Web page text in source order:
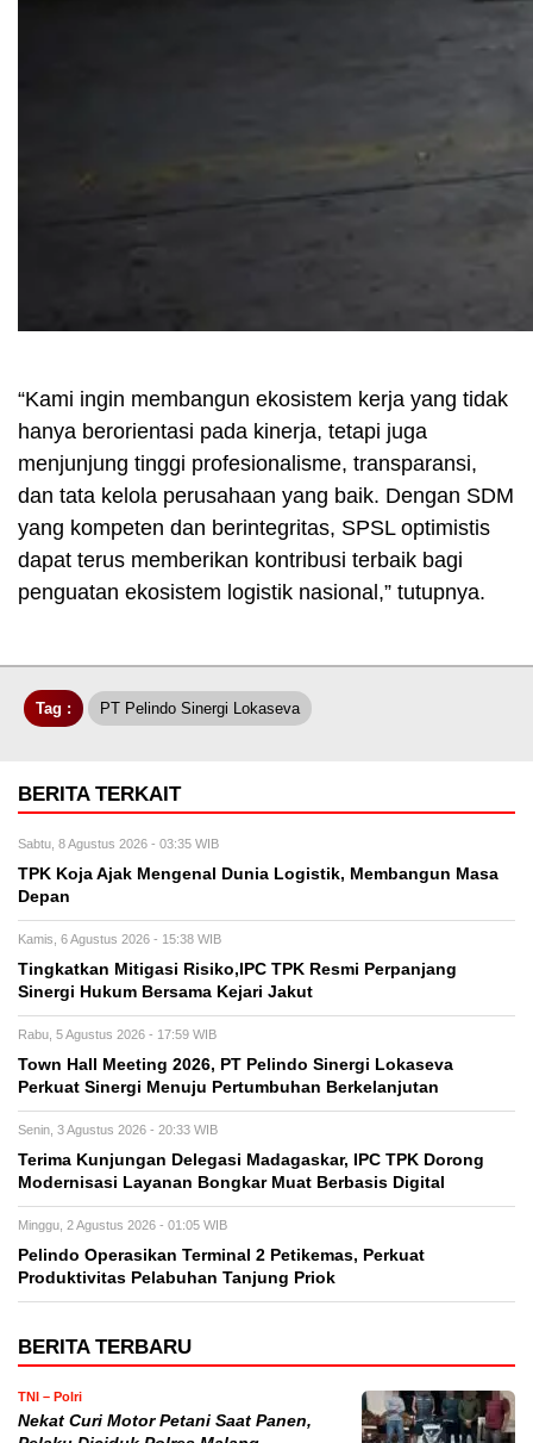
“Kami ingin membangun ekosistem kerja yang tidak
hanya berorientasi pada kinerja, tetapi juga
menjunjung tinggi profesionalisme, transparansi,
dan tata kelola perusahaan yang baik. Dengan SDM
yang kompeten dan berintegritas, SPSL optimistis
dapat terus memberikan kontribusi terbaik bagi
penguatan ekosistem logistik nasional,” tutupnya.
Tag : PT Pelindo Sinergi Lokaseva
BERITA TERKAIT
Sabtu, 8 Agustus 2026 - 03:35 WIB
TPK Koja Ajak Mengenal Dunia Logistik, Membangun Masa
Depan
Kamis, 6 Agustus 2026 - 15:38 WIB
Tingkatkan Mitigasi Risiko,IPC TPK Resmi Perpanjang
Sinergi Hukum Bersama Kejari Jakut
Rabu, 5 Agustus 2026 - 17:59 WIB
Town Hall Meeting 2026, PT Pelindo Sinergi Lokaseva
Perkuat Sinergi Menuju Pertumbuhan Berkelanjutan
Senin, 3 Agustus 2026 - 20:33 WIB
Terima Kunjungan Delegasi Madagaskar, IPC TPK Dorong
Modernisasi Layanan Bongkar Muat Berbasis Digital
Minggu, 2 Agustus 2026 - 01:05 WIB
Pelindo Operasikan Terminal 2 Petikemas, Perkuat
Produktivitas Pelabuhan Tanjung Priok
BERITA TERBARU
TNI – Polri
Nekat Curi Motor Petani Saat Panen,